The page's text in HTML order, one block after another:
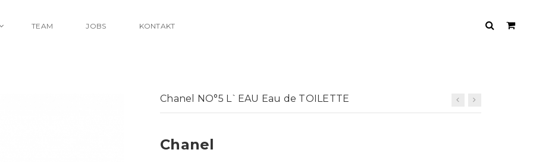
TEAM JOBS KONTAKT
Chanel NO°5 L`EAU Eau de TOILETTE
Chanel